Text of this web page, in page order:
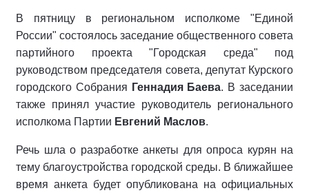
В пятницу в региональном исполкоме "Единой
России" состоялось заседание общественного совета
партийного проекта "Городская среда" под
руководством председателя совета, депутат Курского
городского Собрания Геннадия Баева. В заседании
также принял участие руководитель регионального
исполкома Партии Евгений Маслов.
Речь шла о разработке анкеты для опроса курян на
тему благоустройства городской среды. В ближайшее
время анкета будет опубликована на официальных